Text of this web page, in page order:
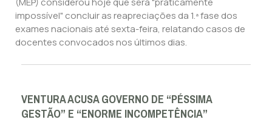
impossível" concluir as reapreciações da 1.ª fase dos
exames nacionais até sexta-feira, relatando casos de
docentes convocados nos últimos dias.
VENTURA ACUSA GOVERNO DE “PÉSSIMA
GESTÃO” E “ENORME INCOMPETÊNCIA”